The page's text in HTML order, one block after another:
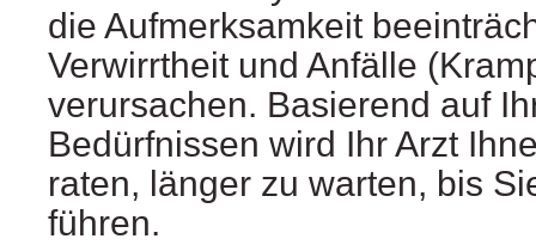
die Aufmerksamkeit
Verwirrtheit und Anfälle
verursachen. Basierend auf
Bedürfnissen wird Ihr Arzt
raten, länger zu warten, bis
führen.